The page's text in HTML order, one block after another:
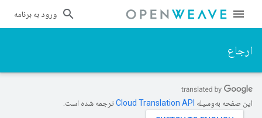
ورود به برنامه
ارجاع
این صفحه به‌وسیله ترجمه شده است.